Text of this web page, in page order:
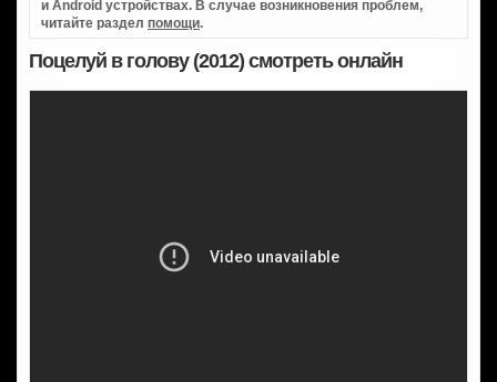
и Android устройствах. В случае возникновения проблем,
читайте раздел помощи.
Поцелуй в голову (2012) смотреть онлайн